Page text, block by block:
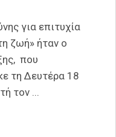
για επιτυχία
ζωή» ήταν ο
που
τη Δευτέρα 18
τον ...